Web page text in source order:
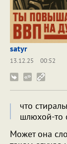
satyr
13.12.25
00:52
что
шлюхой-то
Может она